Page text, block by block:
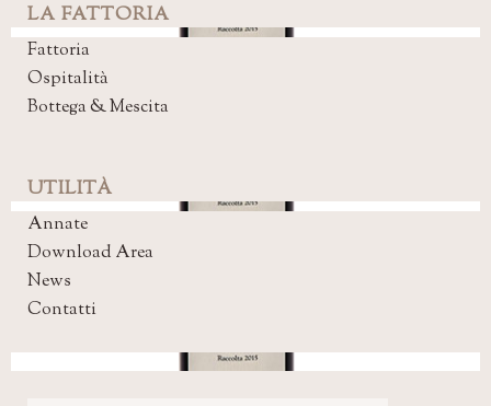
LA FATTORIA
Fattoria
Ospitalità
Bottega & Mescita
UTILITÀ
Annate
Download Area
News
Contatti